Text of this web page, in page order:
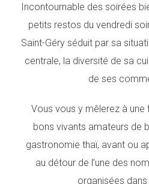
Incontournable des soirées
petits restos du vendredi
Saint-Géry séduit par sa
centrale, la diversité de sa
de ses
Vous vous y mêlerez à
bons vivants amateurs de
gastronomie thaï, avant ou
au détour de l’une des
organisées dans